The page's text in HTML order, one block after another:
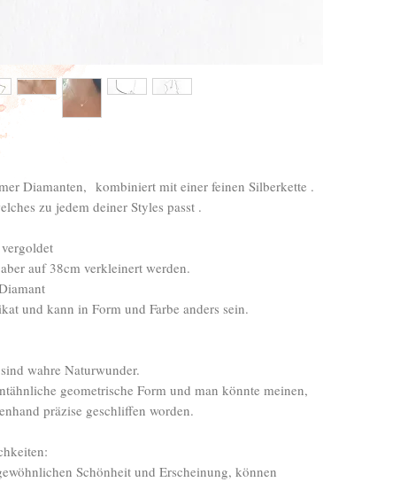
Diamanten, kombiniert mit einer feinen Silberkette .
zu jedem deiner Styles passt .
auf 38cm verkleinert werden.
und kann in Form und Farbe anders sein.
wahre Naturwunder.
geometrische Form und man könnte meinen,
präzise geschliffen worden.
Schönheit und Erscheinung, können